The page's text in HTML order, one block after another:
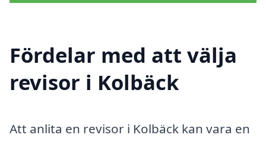
Fördelar med att välja
revisor i Kolbäck
Att anlita en revisor i Kolbäck kan vara en